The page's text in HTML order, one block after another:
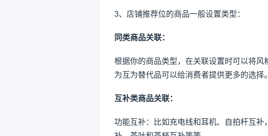
3、店铺推荐位的商品一般设置类型：
同类商品关联：
根据你的商品类型，在关联设置时可以将
为互为替代品可以给消费者提供更多的选择。
互补类商品关联：
功能互补：比如充电线和耳机、自拍杆互